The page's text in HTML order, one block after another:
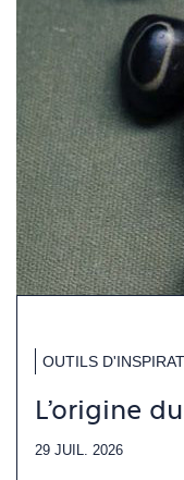
OUTILS
L'origine
29 JUIL. 2026